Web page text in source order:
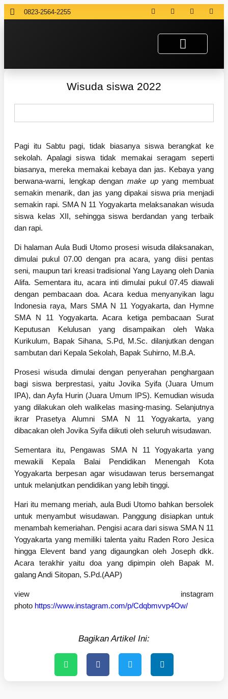
0823-2564-2255
Wisuda siswa 2022
Pagi itu Sabtu pagi, tidak biasanya siswa berangkat ke
sekolah. Apalagi siswa tidak memakai seragam seperti
biasanya, mereka memakai kebaya dan jas. Kebaya yang
berwana-warni, lengkap dengan make upyang membuat
semakin menarik, dan jas yang dipakai siswa pria menjadi
semakin rapi. SMA N 11 Yogyakarta melaksanakan wisuda
siswa kelas XII, sehingga siswa berdandan yang terbaik
dan rapi.
Di halaman Aula Budi Utomo prosesi wisuda dilaksanakan,
dimulai pukul 07.00 dengan pra acara, yang diisi pentas
seni, maupun tari kreasi tradisional Yang Layang oleh Dania
Alifa. Sementara itu, acara inti dimulai pukul 07.45 diawali
dengan pembacaan doa. Acara kedua menyanyikan lagu
Indonesia raya, Mars SMA N 11 Yogyakarta, dan Hymne
SMA N 11 Yogyakarta. Acara ketiga pembacaan Surat
Keputusan Kelulusan yang disampaikan oleh Waka
Kurikulum, Bapak Sihana, S.Pd, M.Sc. dilanjutkan dengan
sambutan dari Kepala Sekolah, Bapak Suhirno, M.B.A.
Prosesi wisuda dimulai dengan penyerahan penghargaan
bagi siswa berprestasi, yaitu Jovika Syifa (Juara Umum
IPA), dan Ayfa Hurin (Juara Umum IPS). Kemudian wisuda
yang dilakukan oleh walikelas masing-masing. Selanjutnya
ikrar Prasetya Alumni SMA N 11 Yogyakarta, yang
dibacakan oleh Jovika Syifa diikuti oleh seluruh wisudawan.
Sementara itu, Pengawas SMA N 11 Yogyakarta yang
mewakili Kepala Balai Pendidikan Menengah Kota
Yogyakarta berpesan agar wisudawan terus bersemangat
untuk melanjutkan pendidikan yang lebih tinggi.
Hari itu memang meriah, aula Budi Utomo bahkan bersolek
untuk menyambut wisudawan. Panggung disiapkan untuk
menambah kemeriahan. Pengisi acara dari siswa SMA N 11
Yogyakarta yang memiliki talenta yaitu Raden Roro Jesica
hingga Elevent band yang digaungkan oleh Joseph dkk.
Acara terakhir yaitu doa yang dipimpin oleh Bapak M.
galang Andi Sitopan, S.Pd.(AAP)
view instagram
photo https://www.instagram.com/p/Cdqbmvvp4Ow/
Bagikan Artikel Ini: